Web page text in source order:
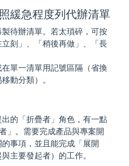
緩急程度列代辦清單
待辦清單。若太瑣碎，可按
刻」、「稍後再做」、「長
單一清單用記號區隔（省換
動分類）。
的「折疊者」角色，有一點
」。需要完成產品與專案開
事項，並且能完成「展開
主要發起者）的工作。